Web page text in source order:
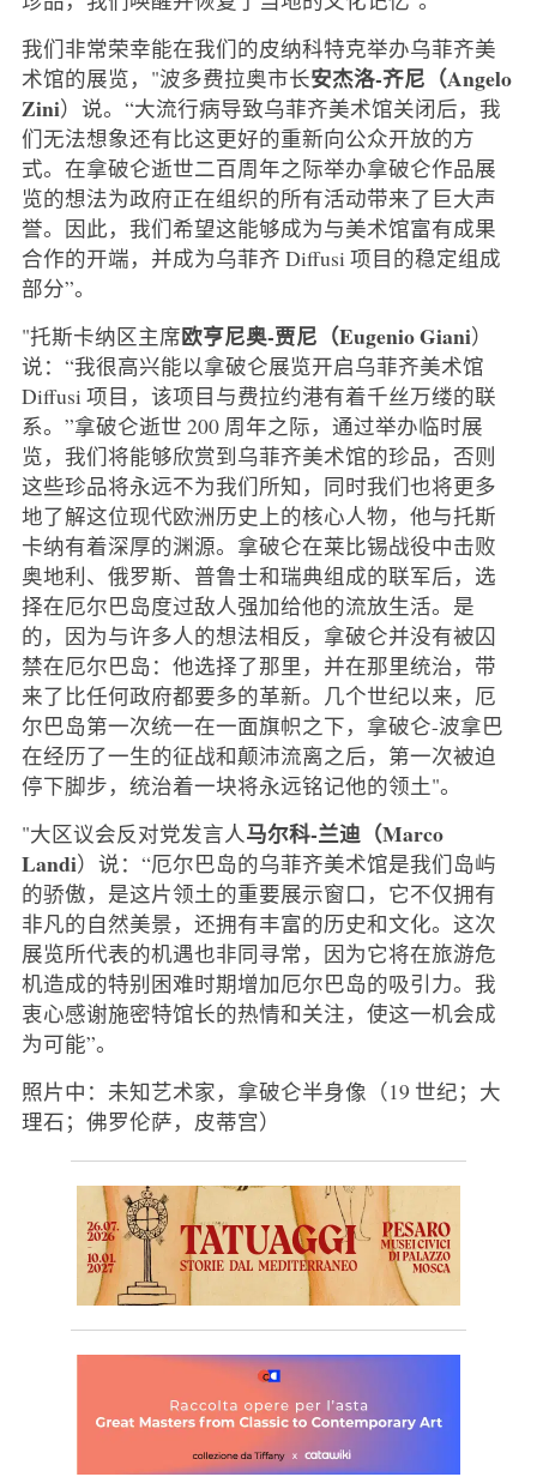
我们非常荣幸能在我们的皮纳科特克举办乌菲齐美
术馆的展览，"波多费拉奥市长安杰洛-齐尼（Angelo
Zini）说。“大流行病导致乌菲齐美术馆关闭后，我
们无法想象还有比这更好的重新向公众开放的方
式。在拿破仑逝世二百周年之际举办拿破仑作品展
览的想法为政府正在组织的所有活动带来了巨大声
誉。因此，我们希望这能够成为与美术馆富有成果
合作的开端，并成为乌菲齐 Diffusi 项目的稳定组成
部分”。
"托斯卡纳区主席欧亨尼奥-贾尼（Eugenio Giani）
说：“我很高兴能以拿破仑展览开启乌菲齐美术馆
Diffusi 项目，该项目与费拉约港有着千丝万缕的联
系。”拿破仑逝世 200 周年之际，通过举办临时展
览，我们将能够欣赏到乌菲齐美术馆的珍品，否则
这些珍品将永远不为我们所知，同时我们也将更多
地了解这位现代欧洲历史上的核心人物，他与托斯
卡纳有着深厚的渊源。拿破仑在莱比锡战役中击败
奥地利、俄罗斯、普鲁士和瑞典组成的联军后，选
择在厄尔巴岛度过敌人强加给他的流放生活。是
的，因为与许多人的想法相反，拿破仑并没有被囚
禁在厄尔巴岛：他选择了那里，并在那里统治，带
来了比任何政府都要多的革新。几个世纪以来，厄
尔巴岛第一次统一在一面旗帜之下，拿破仑-波拿巴
在经历了一生的征战和颠沛流离之后，第一次被迫
停下脚步，统治着一块将永远铭记他的领土"。
"大区议会反对党发言人马尔科-兰迪（Marco
Landi）说：“厄尔巴岛的乌菲齐美术馆是我们岛屿
的骄傲，是这片领土的重要展示窗口，它不仅拥有
非凡的自然美景，还拥有丰富的历史和文化。这次
展览所代表的机遇也非同寻常，因为它将在旅游危
机造成的特别困难时期增加厄尔巴岛的吸引力。我
衷心感谢施密特馆长的热情和关注，使这一机会成
为可能”。
照片中：未知艺术家，拿破仑半身像（19 世纪；大
理石；佛罗伦萨，皮蒂宫）